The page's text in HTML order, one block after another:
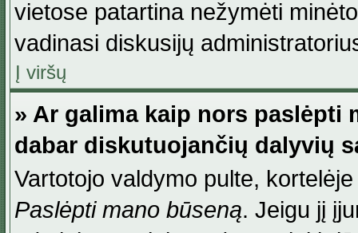
vietose patartina nežymėti
vadinasi diskusijų
Į viršų
» Ar galima kaip nors paslėpti
dabar diskutuojančių dalyvių
Vartotojo valdymo pulte,
Paslėpti mano būseną. Jeigu jį